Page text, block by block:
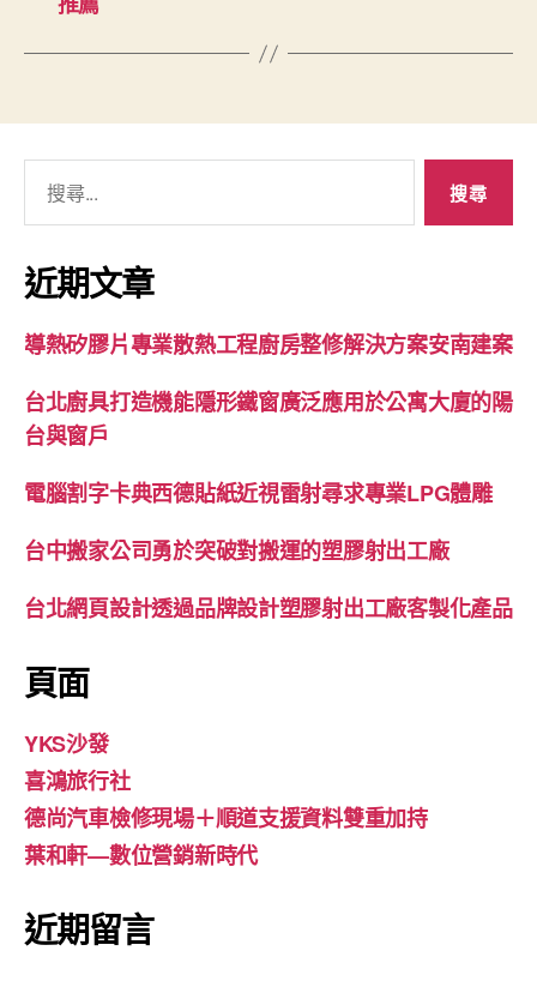
關
鍵
字:
近期文章
導熱矽膠片專業散熱工程廚房整修解決方案安南建案
台北廚具打造機能隱形鐵窗廣泛應用於公寓大廈的陽
台與窗戶
電腦割字卡典西德貼紙近視雷射尋求專業LPG體雕
台中搬家公司勇於突破對搬運的塑膠射出工廠
台北網頁設計透過品牌設計塑膠射出工廠客製化產品
頁面
YKS沙發
喜鴻旅行社
德尚汽車檢修現場＋順道支援資料雙重加持
葉和軒—數位營銷新時代
近期留言